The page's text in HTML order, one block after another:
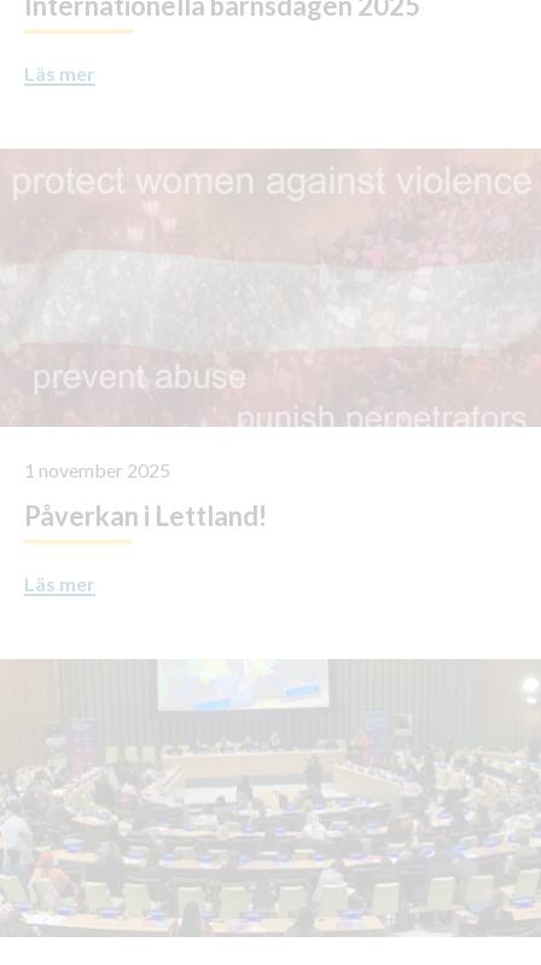
Läs mer
1 november 2025
Påverkan i Lettland!
Läs mer